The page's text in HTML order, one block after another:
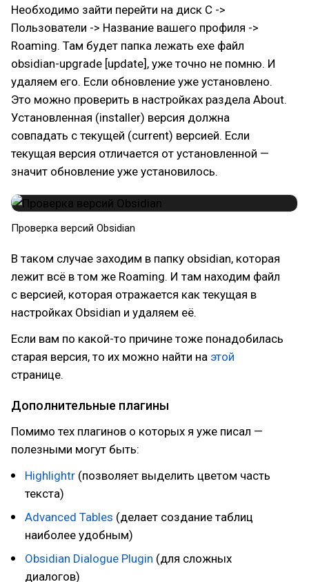
Необходимо зайти перейти на диск C ->
Пользователи -> Название вашего профиля ->
Roaming. Там будет папка лежать exe файл
obsidian-upgrade [update], уже точно не помню. И
удаляем его. Если обновление уже установлено.
Это можно проверить в настройках раздела About.
Установленная (installer) версия должна
совпадать с текущей (current) версией. Если
текущая версия отличается от установленной —
значит обновление уже установилось.
Проверка версий Obsidian
В таком случае заходим в папку obsidian, которая
лежит всё в том же Roaming. И там находим файл
с версией, которая отражается как текущая в
настройках Obsidian и удаляем её.
Если вам по какой-то причине тоже понадобилась
старая версия, то их можно найти на этой
странице.
Дополнительные плагины
Помимо тех плагинов о которых я уже писал —
полезными могут быть:
Highlightr (позволяет выделить цветом часть
текста)
Advanced Tables (делает создание таблиц
наиболее удобным)
Obsidian Dialogue Plugin (для сложных
диалогов)